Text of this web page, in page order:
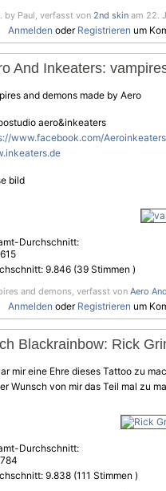
by Paul, verfasst von 2nd skin am 22.
Anmelden oder Registrieren um
And Inkeaters:
and demons made by Aero
aero&inkeaters
www.facebook.com/
bild
Durchschnitt:
9.846 (39 Stimmen )
and demons, verfasst von Aero
Anmelden oder Registrieren um
Blackrainbow: Rick
mir eine Ehre dieses Tattoo zu
Wunsch von mir das Teil mal zu
Durchschnitt:
9.838 (111 Stimmen )